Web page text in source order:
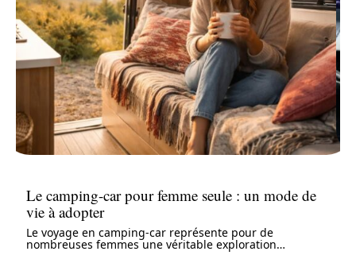
Le camping-car pour femme seule : un mode de
vie à adopter
Le voyage en camping-car représente pour de
nombreuses femmes une véritable exploration…